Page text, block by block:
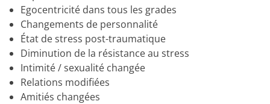
Egocentricité dans tous les grades
Changements de personnalité
État de stress post-traumatique
Diminution de la résistance au stress
Intimité / sexualité changée
Relations modifiées
Amitiés changées